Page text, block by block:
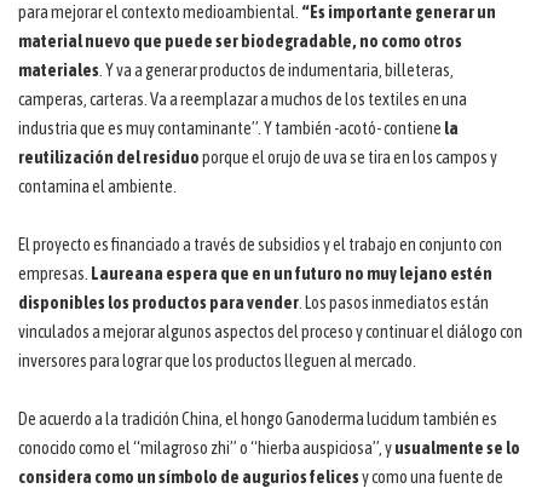
para mejorar el contexto medioambiental. “Es importante generar un
material nuevo que puede ser biodegradable, no como otros
materiales . Y va a generar productos de indumentaria, billeteras,
camperas, carteras. Va a reemplazar a muchos de los textiles en una
industria que es muy contaminante”. Y también -acotó- contiene la
reutilización del residuoporque el orujo de uva se tira en los campos y
contamina el ambiente.
El proyecto es financiado a través de subsidios y el trabajo en conjunto con
empresas. Laureana espera que en un futuro no muy lejano estén
disponibles los productos para vender . Los pasos inmediatos están
vinculados a mejorar algunos aspectos del proceso y continuar el diálogo con
inversores para lograr que los productos lleguen al mercado.
De acuerdo a la tradición China, el hongo Ganoderma lucidum también es
conocido como el “milagroso zhi” o “hierba auspiciosa”, yusualmente se lo
considera como un símbolo de augurios felicesy como una fuente de